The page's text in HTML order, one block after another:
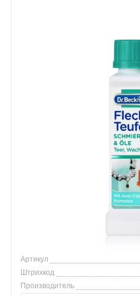
Артикул
Штрихкод
Производитель